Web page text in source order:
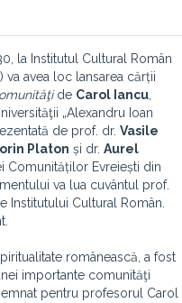
la Institutul Cultural Român
va avea loc lansarea cărții
de Carol Iancu
„Alexandru Ioan
de prof. dr. Vasile
Platon și dr. Aurel
Comunităților Evreiești din
va lua cuvântul prof.
Institutului Cultural Român.
românească, a fost
importante comunităţi
pentru profesorul Carol